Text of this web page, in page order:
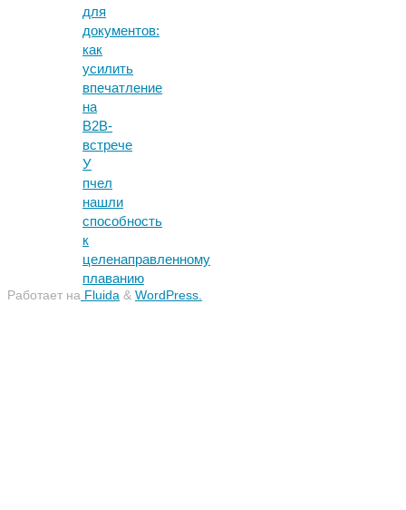
для
документов:
как
усилить
впечатление
на
B2B-
встрече
У
пчел
нашли
способность
к
целенаправленному
плаванию
Работает на Fluida & WordPress.